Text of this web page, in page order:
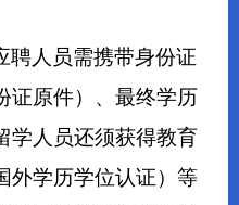
聘人员需携带身份证
证原件）、最终学历
学人员还须获得教育
外学历学位认证）等